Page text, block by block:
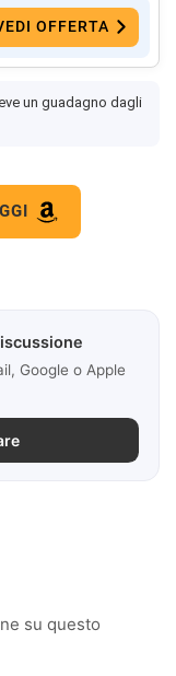
OFFERTA
un guadagno dagli
Google o Apple
su questo